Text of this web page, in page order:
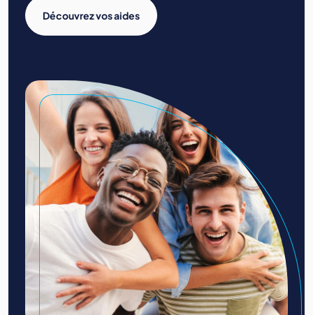
Découvrez vos aides